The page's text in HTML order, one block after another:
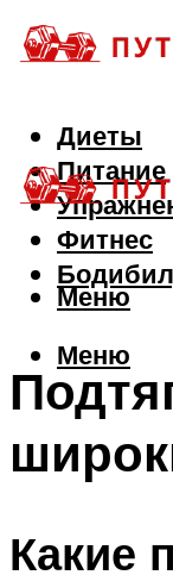
Диеты
Питание
Фитнес
Меню
Меню
Какие